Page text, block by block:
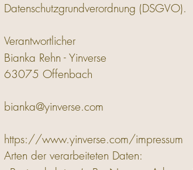
Datenschutzgrundverordnung (DSGVO).
Verantwortlicher
Bianka Rehn - Yinverse
63075 Offenbach
bianka@yinverse.com
https://www.yinverse.com/impressum
Arten der verarbeiteten Daten: